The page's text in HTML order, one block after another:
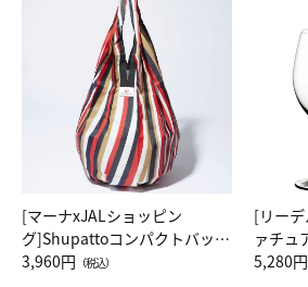
[マーナxJALショッピン
グ]Shupattoコンパクトバッグ
Drop JAL客室乗務員（LC）ス
3,960円 （税込）
[リー
ァチュ
ト（レ
5,280円